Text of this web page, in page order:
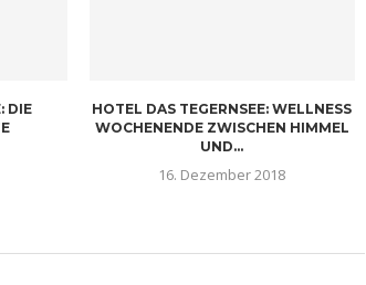
DIE
HOTEL DAS TEGERNSEE: WELLNESS
WOCHENENDE ZWISCHEN HIMMEL
UND...
16. Dezember 2018